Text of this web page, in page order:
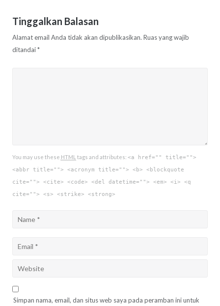
Tinggalkan Balasan
Alamat email Anda tidak akan dipublikasikan. Ruas yang wajib
ditandai*
You may use these HTML tags and attributes: <a href="" title="">
<abbr title=""> <acronym title=""> <b> <blockquote
cite=""> <cite> <code> <del datetime=""> <em> <i> <q
cite=""> <s> <strike> <strong>
Simpan nama, email, dan situs web saya pada peramban ini untuk